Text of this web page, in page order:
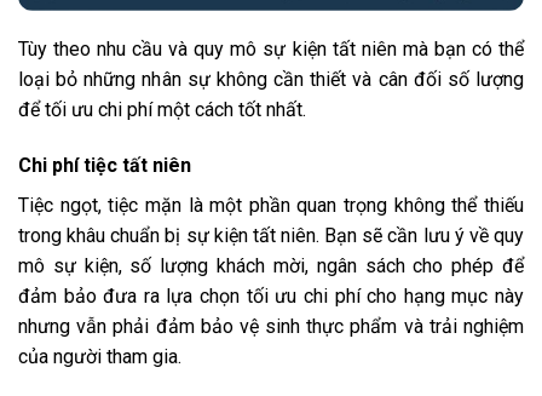
Tùy theo nhu cầu và quy mô sự kiện tất niên mà bạn có thể
loại bỏ những nhân sự không cần thiết và cân đối số lượng
để tối ưu chi phí một cách tốt nhất.
Chi phí tiệc tất niên
Tiệc ngọt, tiệc mặn là một phần quan trọng không thể thiếu
trong khâu chuẩn bị sự kiện tất niên. Bạn sẽ cần lưu ý về quy
mô sự kiện, số lượng khách mời, ngân sách cho phép để
đảm bảo đưa ra lựa chọn tối ưu chi phí cho hạng mục này
nhưng vẫn phải đảm bảo vệ sinh thực phẩm và trải nghiệm
của người tham gia.